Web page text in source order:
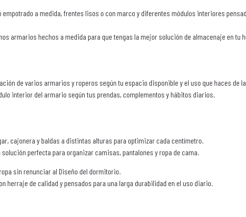
a medida, frentes lisos o con marco y diferentes módulos interiores
armarios hechos a medida para que tengas la mejor solución de almacenaje en tu
de varios armarios y roperos según tu espacio disponible y el uso que haces de
interior del armario según tus prendas, complementos y hábitos diarios.
cajonera y baldas a distintas alturas para optimizar cada centímetro.
perfecta para organizar camisas, pantalones y ropa de cama.
sin renunciar al Diseño del dormitorio.
de calidad y pensados para una larga durabilidad en el uso diario.